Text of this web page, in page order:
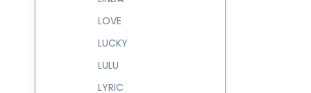
LOVE
LUCKY
LULU
LYRIC